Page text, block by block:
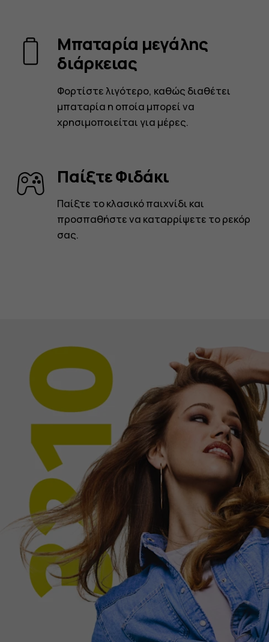
Μπαταρία μεγάλης
διάρκειας
Φορτίστε λιγότερο, καθώς διαθέτει
μπαταρία η οποία μπορεί να
χρησιμοποιείται για μέρες.
Παίξτε Φιδάκι
Παίξτε το κλασικό παιχνίδι και
προσπαθήστε να καταρρίψετε το ρεκόρ
σας.